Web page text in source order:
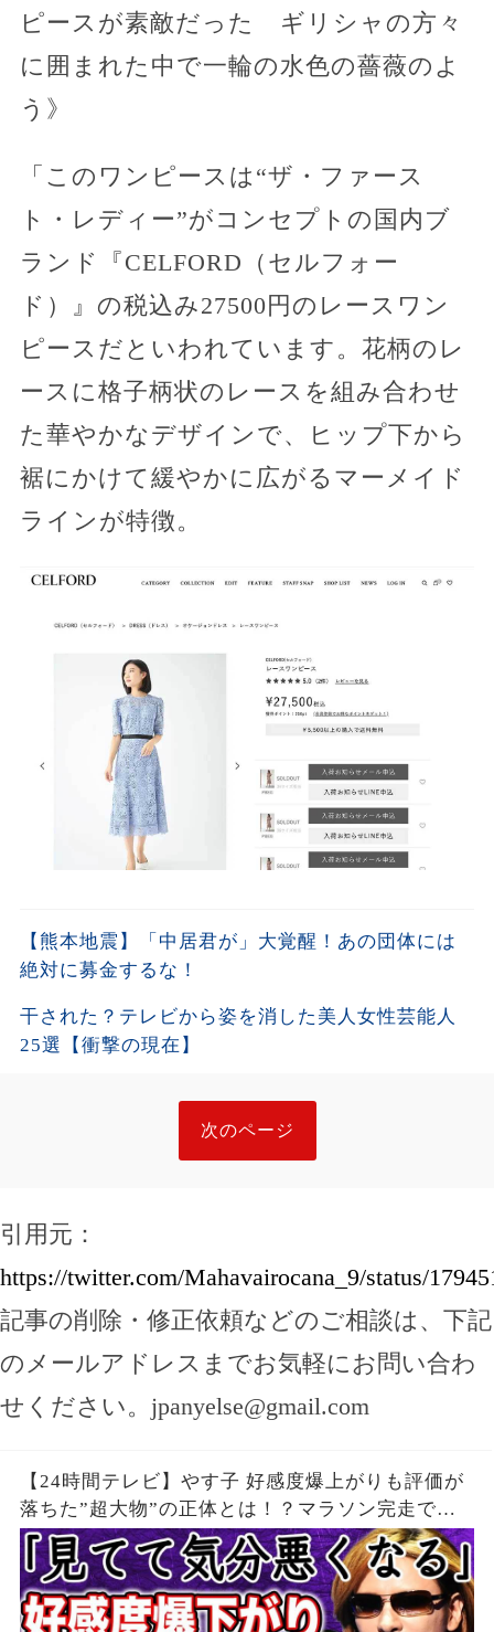
ピースが素敵だった ギリシャの方々
に囲まれた中で一輪の水色の薔薇のよ
う》
「このワンピースは“ザ・ファース
ト・レディー”がコンセプトの国内ブ
ランド『CELFORD（セルフォー
ド）』の税込み27500円のレースワン
ピースだといわれています。花柄のレ
ースに格子柄状のレースを組み合わせ
た華やかなデザインで、ヒップ下から
裾にかけて緩やかに広がるマーメイド
ラインが特徴。
【熊本地震】「中居君が」大覚醒！あの団体には
絶対に募金するな！
干された？テレビから姿を消した美人女性芸能人
25選【衝撃の現在】
次のページ
引用元：
https://twitter.com/Mahavairocana_9/status/
記事の削除・修正依頼などのご相談は、下記
のメールアドレスまでお気軽にお問い合わ
せください。 jpanyelse@gmail.com
【24時間テレビ】やす子 好感度爆上がりも評価が
落ちた”超大物”の正体とは！？マラソン完走で
も”ギャラ問題”再燃で24時間テレビは「無意味」
と批判殺到の真相が…